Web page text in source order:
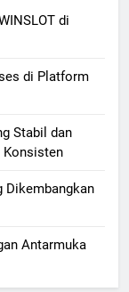
di
di Platform
Stabil dan
Konsisten
Dikembangkan
Antarmuka